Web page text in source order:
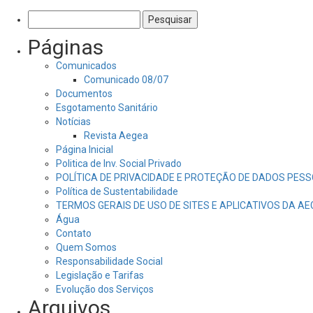
por:
Páginas
Comunicados
Comunicado 08/07
Documentos
Esgotamento Sanitário
Notícias
Revista Aegea
Página Inicial
Politica de Inv. Social Privado
POLÍTICA DE PRIVACIDADE E PROTEÇÃO DE DADOS
Política de Sustentabilidade
TERMOS GERAIS DE USO DE SITES E APLICATIVOS DA
Água
Contato
Quem Somos
Responsabilidade Social
Legislação e Tarifas
Evolução dos Serviços
Arquivos